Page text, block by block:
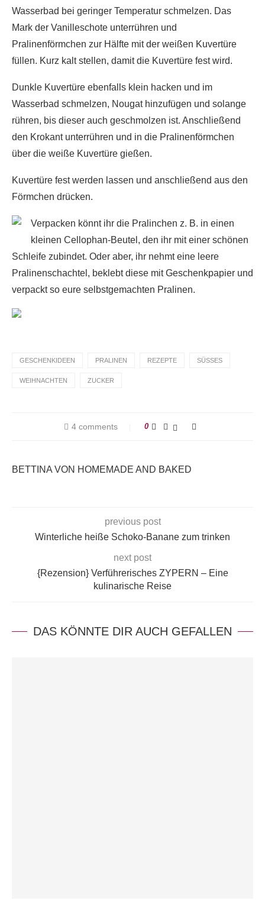
Wasserbad bei geringer Temperatur schmelzen. Das
Mark der Vanilleschote unterrühren und
Pralinenförmchen zur Hälfte mit der weißen Kuvertüre
füllen. Kurz kalt stellen, damit die Kuvertüre fest wird.
Dunkle Kuvertüre ebenfalls klein hacken und im
Wasserbad schmelzen, Nougat hinzufügen und solange
rühren, bis dieser auch geschmolzen ist. Anschließend
den Krokant unterrühren und in die Pralinenförmchen
über die weiße Kuvertüre gießen.
Kuvertüre fest werden lassen und anschließend aus den
Förmchen drücken.
Verpacken könnt ihr die Pralinchen z. B. in einen
kleinen Cellophan-Beutel, den ihr mit einer schönen
Schleife zubindet. Oder aber, ihr nehmt eine leere
Pralinenschachtel, beklebt diese mit Geschenkpapier und
verpackt so eure selbstgemachten Pralinen.
GESCHENKIDEEN PRALINEN REZEPTE SÜSSES
WEIHNACHTEN ZUCKER
4 comments 0
BETTINA VON HOMEMADE AND BAKED
previous post
Winterliche heiße Schoko-Banane zum trinken
next post
{Rezension} Verführerisches ZYPERN – Eine
kulinarische Reise
DAS KÖNNTE DIR AUCH GEFALLEN